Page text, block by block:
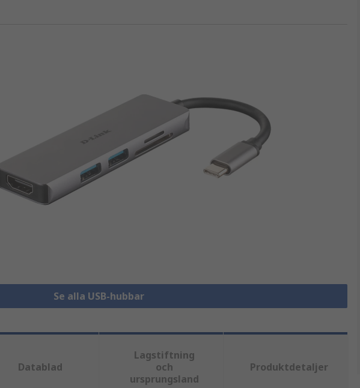
Se alla USB-hubbar
Datablad
Lagstiftning
och
ursprungsland
Produktdetaljer